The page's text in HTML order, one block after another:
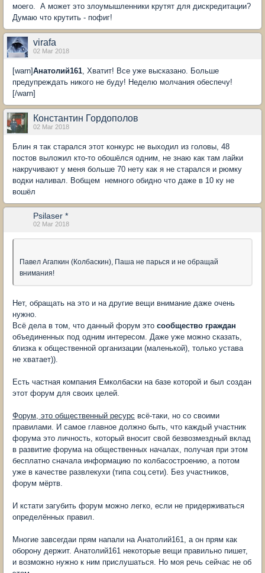
моего. А может это злоумышленники крутят для дискредитации?
Думаю что крутить - пофиг!
virafa
02 Mar 2018
[warn]Анатолий161 , Хватит! Все уже высказано. Больше
предупреждать никого не буду! Неделю молчания обеспечу!
[/warn]
Константин Гордополов
02 Mar 2018
Блин я так старался этот конкурс не выходил из головы, 48
постов выложил кто-то обошёлся одним, не знаю как там лайки
накручивают у меня больше 70 нету как я не старался и рюмку
водки наливал. Вобщем немного обидно что даже в 10 ку не
вошёл
Psilaser *
02 Mar 2018
Павел Агапкин (Колбаскин), Паша не парься и не обращай
внимания!
Нет, обращать на это и на другие вещи внимание даже очень
нужно.
Всё дела в том, что данный форум это сообщество граждан
объединенных под одним интересом. Даже уже можно сказать,
близка к общественной организации (маленькой), только устава
не хватает)).
Есть частная компания Емколбаски на базе которой и был создан
этот форум для своих целей.
Форум, это общественный ресурс всё-таки, но со своими
правилами. И самое главное должно быть, что каждый участник
форума это личность, который вносит свой безвозмездный вклад
в развитие форума на общественных началах, получая при этом
бесплатно сначала информацию по колбасостроению, а потом
уже в качестве развлекухи (типа соц.сети). Без участников,
форум мёртв.
И кстати загубить форум можно легко, если не придерживаться
определённых правил.
Многие завсегдаи прям напали на Анатолий161, а он прям как
оборону держит. Анатолий161 некоторые вещи правильно пишет,
и возможно нужно к ним прислушаться. Но моя речь сейчас не об